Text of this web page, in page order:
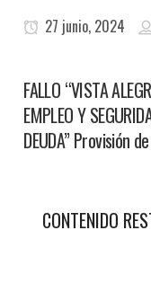
27 junio, 2024
FALLO “VISTA
EMPLEO Y
DEUDA” Provisión
CONTENIDO